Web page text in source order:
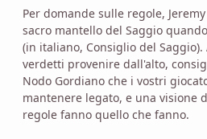
Per domande sulle regole,
sacro mantello del Saggio
(in italiano, Consiglio del
verdetti provenire dall'alto,
Nodo Gordiano che i vostri
mantenere legato, e una visione
regole fanno quello che fanno.